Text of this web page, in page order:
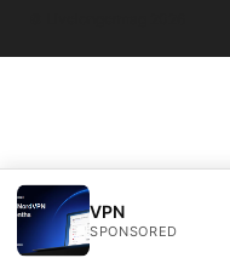
VPN
SPONSORED